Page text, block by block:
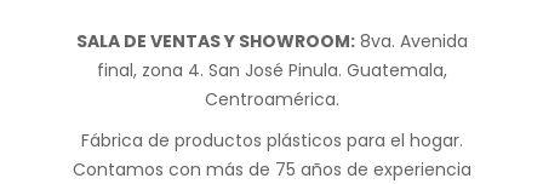
SALA DE VENTAS Y SHOWROOM:8va. Avenida
final, zona 4. San José Pinula. Guatemala,
Centroamérica.
Fábrica de productos plásticos para el hogar.
Contamos con más de 75 años de experiencia